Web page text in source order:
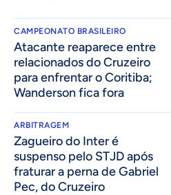
CAMPEONATO BRASILEIRO
Atacante reaparece entre
relacionados do Cruzeiro
para enfrentar o Coritiba;
Wanderson fica fora
ARBITRAGEM
Zagueiro do Inter é
suspenso pelo STJD após
fraturar a perna de Gabriel
Pec, do Cruzeiro